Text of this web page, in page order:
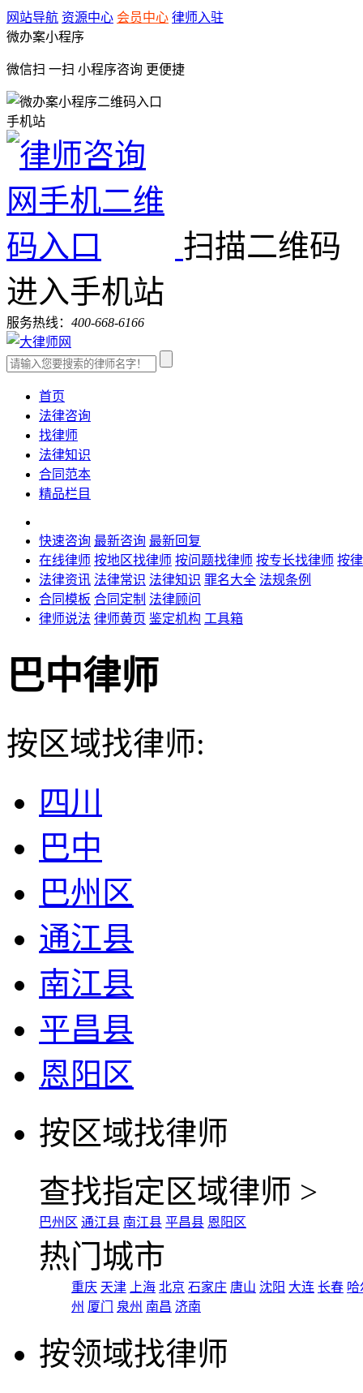
网站导航 资源中心 会员中心 律师入驻
微办案小程序
微信扫 一扫 小程序咨询 更便捷
手机站
扫描二维码
进入手机站
服务热线： 400-668-6166
首页
法律咨询
找律师
法律知识
合同范本
精品栏目
快速咨询 最新咨询 最新回复
在线律师 按地区找律师 按问题找律师 按专长找律师 按
法律资讯 法律常识 法律知识 罪名大全 法规条例
合同模板 合同定制 法律顾问
律师说法 律师黄页 鉴定机构 工具箱
巴中律师
按区域找律师:
四川
巴中
巴州区
通江县
南江县
平昌县
恩阳区
按区域找律师
查找指定区域律师 >
巴州区 通江县 南江县 平昌县 恩阳区
热门城市
重庆 天津 上海 北京 石家庄 唐山 沈阳 大连 长春 哈
州 厦门 泉州 南昌 济南
按领域找律师